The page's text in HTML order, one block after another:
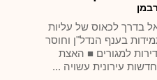
בדרך לכאוס של עליות
בענף הנדל"ן וחוסר
למגורים ■ האצת
עירונית עשויה ...